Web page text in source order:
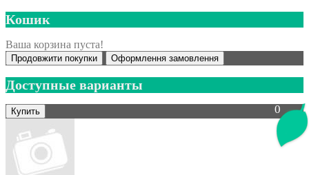
Кошик
Ваша корзина пуста!
Продовжити покупки Оформлення замовлення
0
Доступные варианты